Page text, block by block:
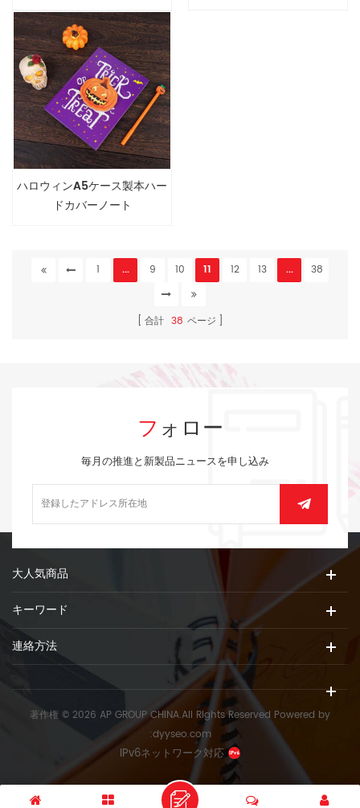
ハロウィンA5ケース製本ハー
ドカバーノート
1 ... 9 10 11 12 13 ... 38
合計 38 ページ
フォロー
毎月の推進と新製品ニュースを申し込み
大人気商品
キーワード
連絡方法
著作権 © 2026 AP GROUP CHINA.All Rights Reserved Powered by
:dyyseo.com
IPv6ネットワーク対応